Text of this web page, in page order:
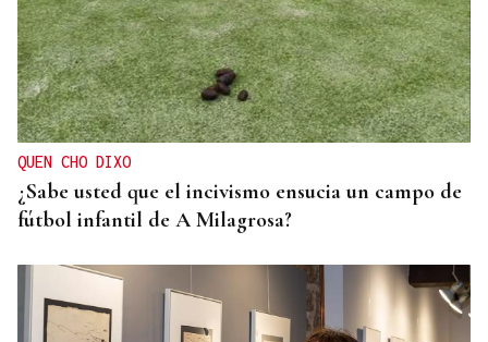
QUEN CHO DIXO
¿Sabe usted que el incivismo ensucia un campo de
fútbol infantil de A Milagrosa?